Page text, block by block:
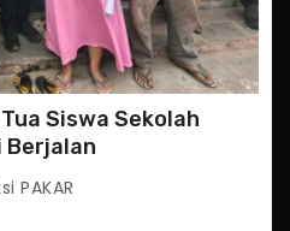
Siswa Sekolah
Berjalan
PAKAR